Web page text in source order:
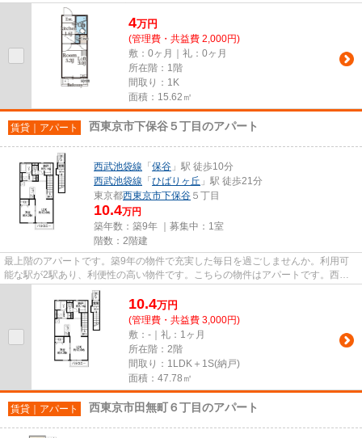
かがでしょうか。行き先に応...
4万円
(管理費・共益費 2,000円)
敷：0ヶ月｜礼：0ヶ月
所在階：1階
間取り：1K
面積：15.62㎡
賃貸｜アパート 西東京市下保谷５丁目のアパート
西武池袋線 「 保谷 」駅 徒歩10分
西武池袋線 「 ひばりヶ丘 」駅 徒歩21分
東京都西東京市下保谷 ５丁目
10.4万円
築年数：築9年 ｜募集中： 1室
階数：2階建
最上階のアパートです。築9年の物件で充実した毎日を過ごしませんか。利用可
能な駅が2駅あり、利便性の高い物件です。こちらの物件はアパートです。西東
京市で探すなら西武池袋線保谷...
10.4万円
(管理費・共益費 3,000円)
敷：-｜礼：1ヶ月
所在階：2階
間取り：1LDK＋1S(納戸)
面積：47.78㎡
賃貸｜アパート 西東京市田無町６丁目のアパート